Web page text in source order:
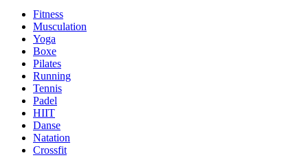
Fitness
Musculation
Yoga
Boxe
Pilates
Running
Tennis
Padel
HIIT
Danse
Natation
Crossfit